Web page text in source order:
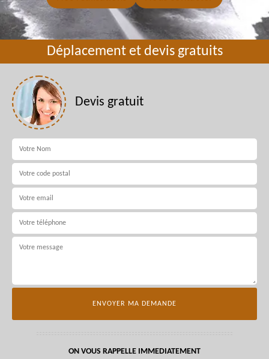
Déplacement et devis gratuits
Devis gratuit
ON VOUS RAPPELLE IMMEDIATEMENT